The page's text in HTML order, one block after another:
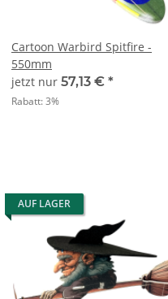
Cartoon Warbird Spitfire -
550mm
jetzt nur 57,13 € *
Rabatt:3%
AUF LAGER